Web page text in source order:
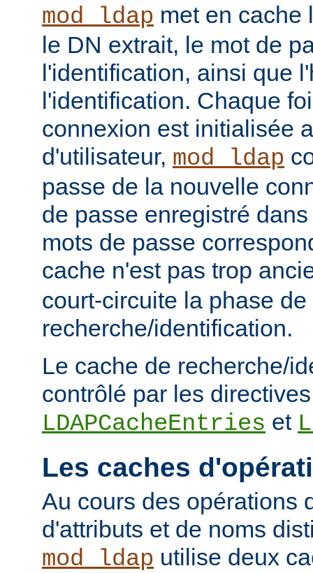
mod_ldap met en cache
le DN extrait, le mot de
l'identification, ainsi que
l'identification. Chaque
connexion est initialisée
d'utilisateur, mod_ldap
passe de la nouvelle
de passe enregistré
mots de passe
cache n'est pas trop
court-circuite la phase de
recherche/identification.
Le cache de recherche/
contrôlé par les directives
LDAPCacheEntries et
Les caches
Au cours des opérations
d'attributs et de noms
mod_ldap utilise deux